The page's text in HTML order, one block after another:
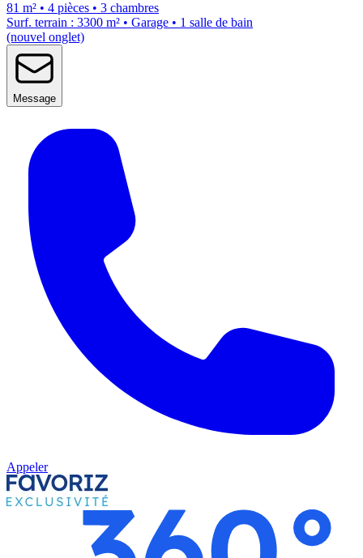
81 m² • 4 pièces • 3 chambres
Surf. terrain : 3300 m² • Garage • 1 salle de bain
(nouvel onglet)
Message
Appeler